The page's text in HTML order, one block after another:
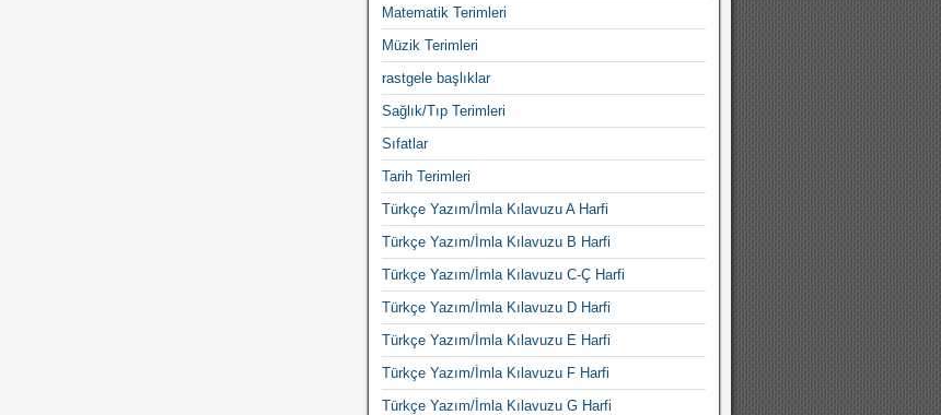
Matematik Terimleri
Müzik Terimleri
rastgele başlıklar
Sağlık/Tıp Terimleri
Sıfatlar
Tarih Terimleri
Türkçe Yazım/İmla Kılavuzu A Harfi
Türkçe Yazım/İmla Kılavuzu B Harfi
Türkçe Yazım/İmla Kılavuzu C-Ç Harfi
Türkçe Yazım/İmla Kılavuzu D Harfi
Türkçe Yazım/İmla Kılavuzu E Harfi
Türkçe Yazım/İmla Kılavuzu F Harfi
Türkçe Yazım/İmla Kılavuzu G Harfi